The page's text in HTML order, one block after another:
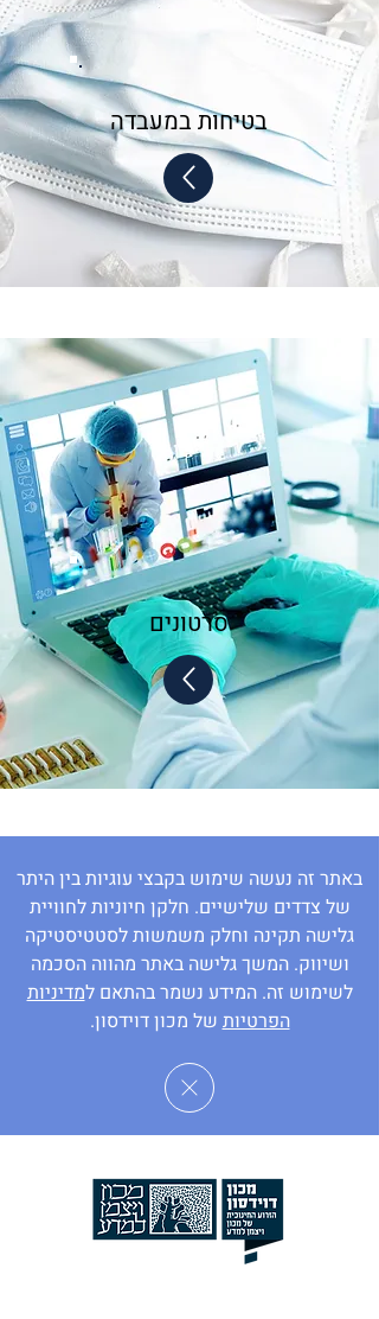
בטיחות במעבדה
סרטונים
באתר זה נעשה שימוש בקבצי עוגיות בין היתר
של צדדים שלישיים. חלקן חיוניות לחוויית
גלישה תקינה וחלק משמשות לסטטיסטיקה
ושיווק. המשך גלישה באתר מהווה הסכמה
לשימוש זה. המידע נשמר בהתאם למדיניות
הפרטיותשל מכון דוידסון.